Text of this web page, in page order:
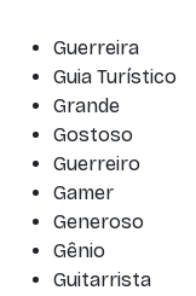
Guerreira
Guia Turístico
Grande
Gostoso
Guerreiro
Gamer
Generoso
Gênio
Guitarrista